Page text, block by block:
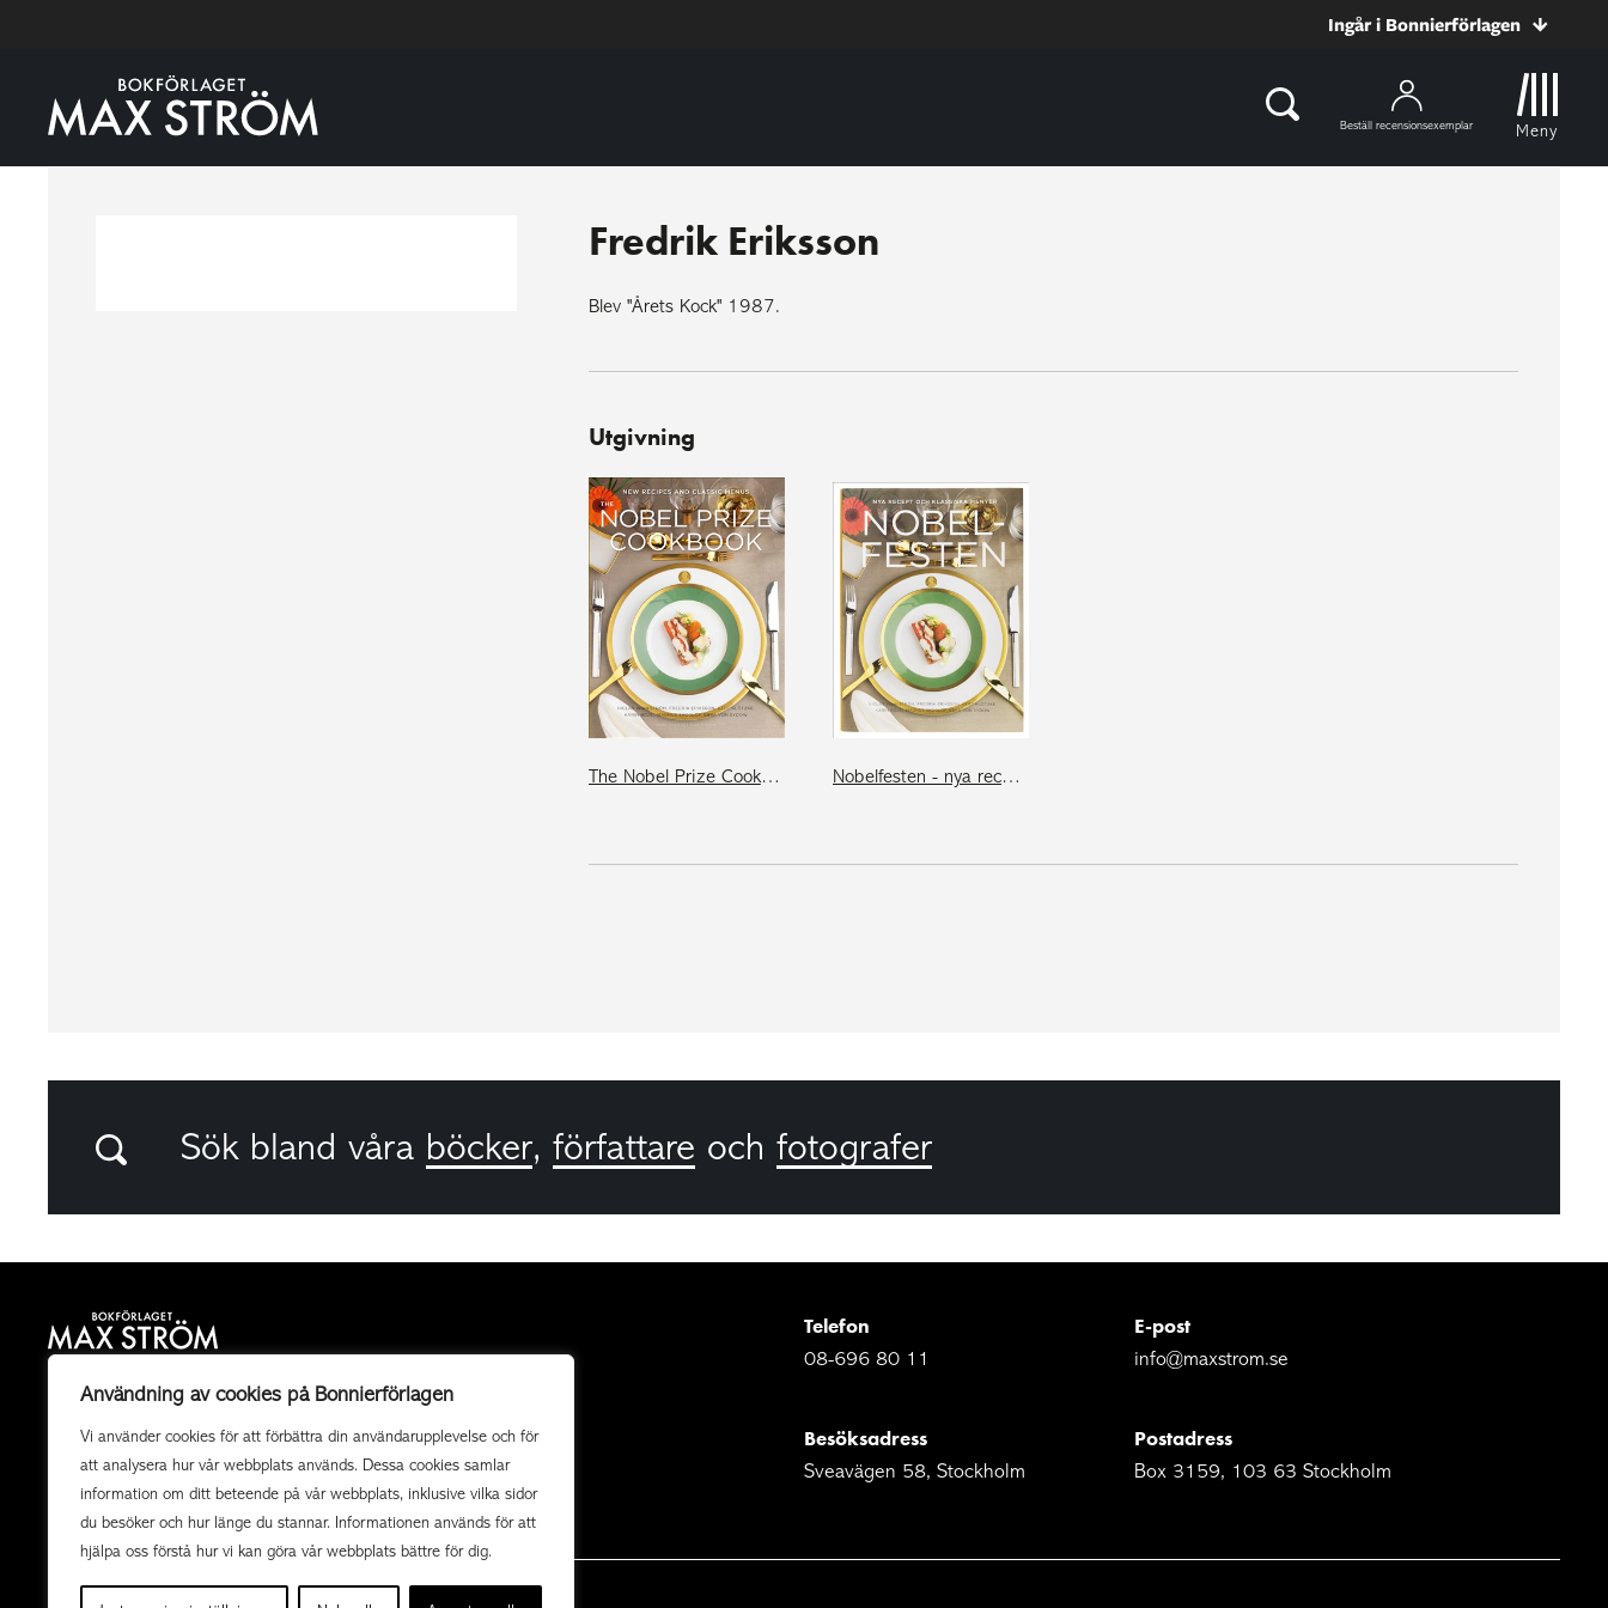
Användning av cookies på Bonnierförlagen
Vi använder cookies för att förbättra din användarupplevelse och för
att analysera hur vår webbplats används. Dessa cookies samlar
information om ditt beteende på vår webbplats, inklusive vilka sidor
du besöker och hur länge du stannar. Informationen används för att
hjälpa oss förstå hur vi kan göra vår webbplats bättre för dig.
Ingår i Bonnierförlagen
Beställ recensionsexemplar Meny
Fredrik Eriksson
Blev "Årets Kock" 1987.
Utgivning
The Nobel Prize Cookbook Nobelfesten - nya recept och klassiska menyer
Sök bland våra böcker, författare och fotografer
Bokförlaget Max Ström är ett allmänutgivande
utgivare av illustrerade böcker. Vi producerar också
uppdragsböcker av högsta kvalitet i samarbete med
organisationer och företag.
Telefon
08-696 80 11
E-post
info@maxstrom.se
Besöksadress
Sveavägen 58, Stockholm
Postadress
Box 3159, 103 63 Stockholm